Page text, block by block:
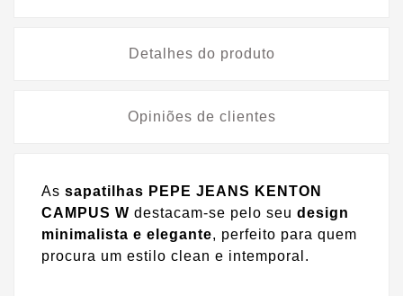
Detalhes do produto
Opiniões de clientes
As sapatilhas PEPE JEANS KENTON
CAMPUS W destacam-se pelo seu design
minimalista e elegante, perfeito para quem
procura um estilo clean e intemporal.